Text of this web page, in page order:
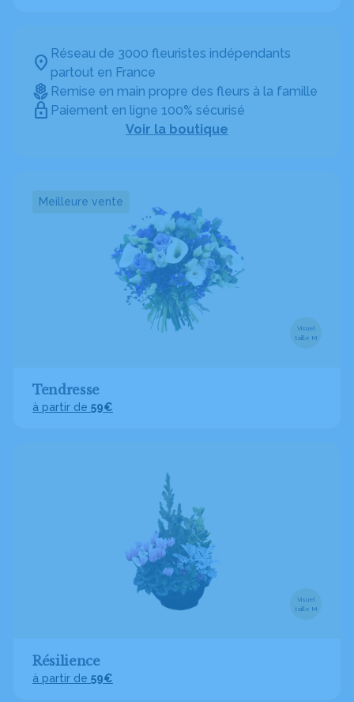
Réseau de 3000 fleuristes indépendants
partout en France
Remise en main propre des fleurs à la famille
Paiement en ligne 100% sécurisé
Voir la boutique
Meilleure vente
Visuel
taille M
Tendresse
à partir de 59€
Visuel
taille M
Résilience
à partir de 59€